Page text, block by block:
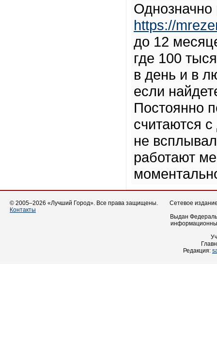
https://
до 12
где 100
в день и в
если
Постоянно
считаются
не
работают
© 2005–2026 «Лучший Город». Все права защищены.
Контакты
Сетевое
Выдан
Редакция: